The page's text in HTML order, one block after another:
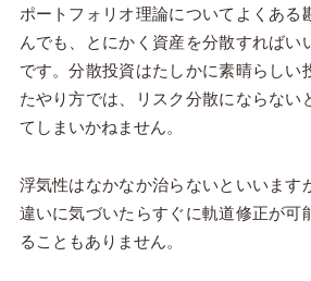
ポートフォリオ理論についてよくある
んでも、とにかく資産を分散すればい
です。分散投資はたしかに素晴らしい
たやり方では、リスク分散にならない
てしまいかねません。
浮気性はなかなか治らないといいます
違いに気づいたらすぐに軌道修正が可
ることもありません。